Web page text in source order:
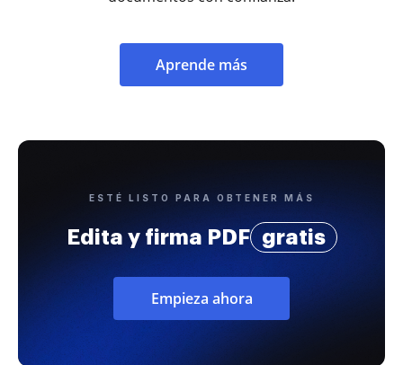
Aprende más
ESTÉ LISTO PARA OBTENER MÁS
Edita y firma PDF gratis
Empieza ahora